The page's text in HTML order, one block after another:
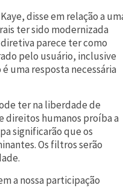
disse em relação a
ter sido modernizada
parece ter como
pelo usuário, inclusive
uma resposta necessária
ter na liberdade de
direitos humanos proíba a
significarão que os
Os filtros serão
a nossa participação